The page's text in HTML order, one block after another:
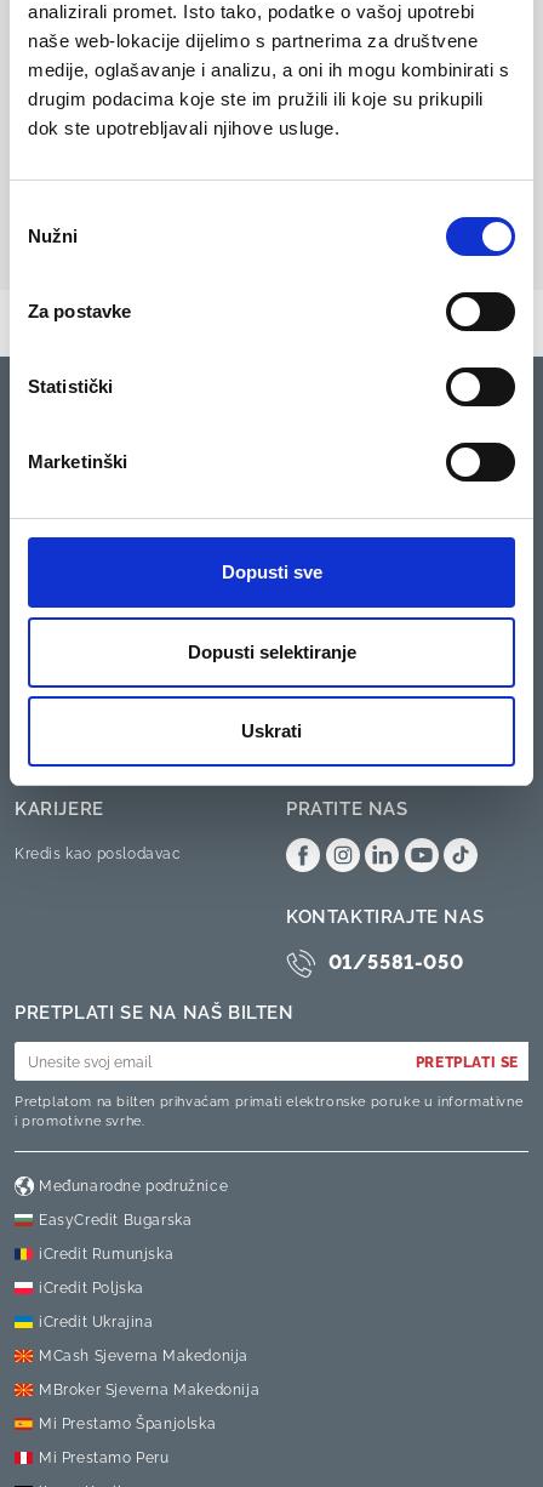
analizirali promet. Isto tako, podatke o vašoj upotrebi
naše web-lokacije dijelimo s partnerima za društvene
medije, oglašavanje i analizu, a oni ih mogu kombinirati s
drugim podacima koje ste im pružili ili koje su prikupili
dok ste upotrebljavali njihove usluge.
pristanka
Nužni
Za postavke
Statistički
Marketinški
Dopusti sve
Dopusti selektiranje
Uskrati
Sastanci za dijeljenje iskustva,
Sastanci unutar tima i između timova,
Rad na zajedničkim projektima između timova,
Gamifikacija radnog okruženja.
iznimne kolege u Kredisu.
О nama
Lokacije
KARIJERE
Kredis kao poslodavac
PRATITE NAS
KONTAKTIRAJTE NAS
01/5581-050
PRETPLATI SE NA NAŠ BILTEN
PRETPLATI SE
Pretplatom na bilten prihvaćam primati elektronske poruke u informativne
i promotivne svrhe.
Međunarodne podružnice
EasyCredit Bugarska
iCredit Rumunjska
iCredit Poljska
iCredit Ukrajina
MCash Sjeverna Makedonija
MBroker Sjeverna Makedonija
Mi Prestamo Španjolska
Mi Prestamo Peru